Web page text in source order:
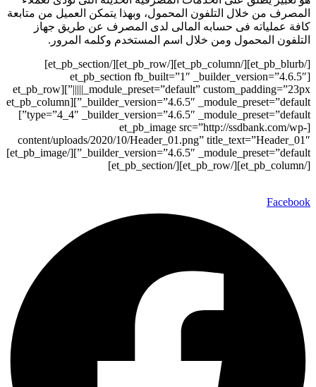
وبهذا يتمكن العميل من متابعة
لدى المصرف عن طريق جهاز
المستخدم وكلمه المرور.
[et_pb_section
_module_preset=”default” custom_padding=”23px|||||”][et_pb_row
_builder_version=”4.6.5″ _module_preset=”default”][et_pb_column
type=”4_4″ _builder_version=”4.6.5″ _module_preset=”default”]
content/uploads/2020/10/
_builder_version=”4.6.5″ _module_preset=”default”][/et_pb_image]